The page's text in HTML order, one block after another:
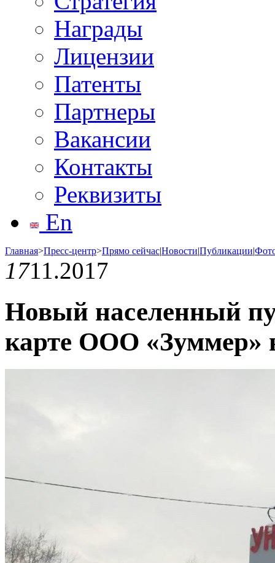
Награды
Лицензии
Патенты
Партнеры
Вакансии
Контакты
Реквизиты
En
Главная>Пресс-центр>Прямо сейчас|Новости|Публикации|
1711.2017
Новый населенный
карте ООО